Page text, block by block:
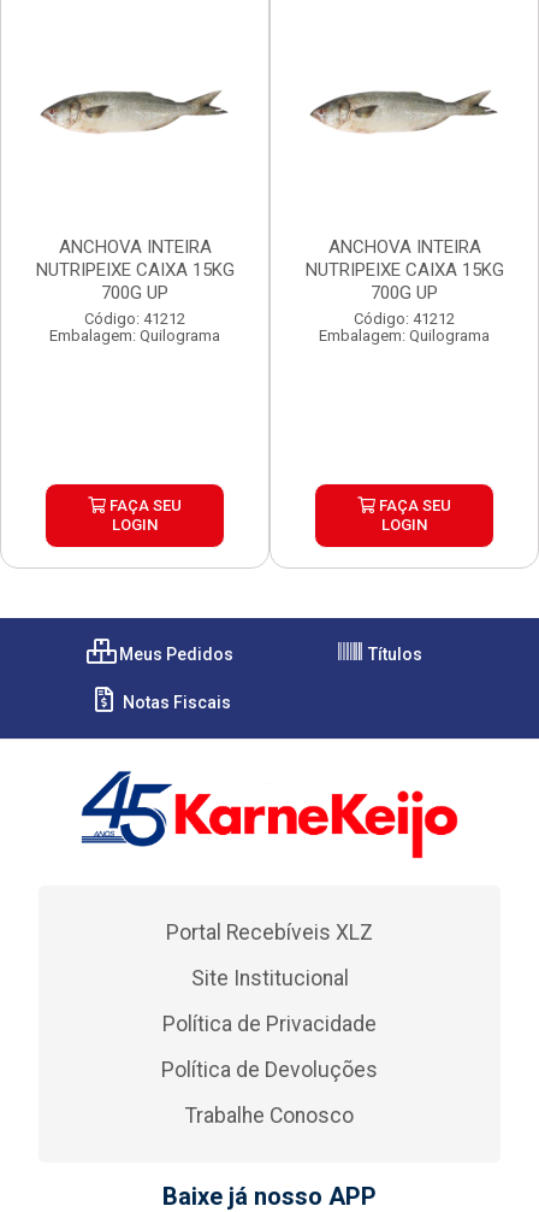
ANCHOVA INTEIRA
NUTRIPEIXE CAIXA 15KG
700G UP
Código: 41212
Embalagem: Quilograma
FAÇA SEU
LOGIN
ANCHOVA INTEIRA
NUTRIPEIXE CAIXA 15KG
700G UP
Código: 41212
Embalagem: Quilograma
FAÇA SEU
LOGIN
Meus Pedidos Títulos
Notas Fiscais
Portal Recebíveis XLZ
Site Institucional
Política de Privacidade
Política de Devoluções
Trabalhe Conosco
Baixe já nosso APP